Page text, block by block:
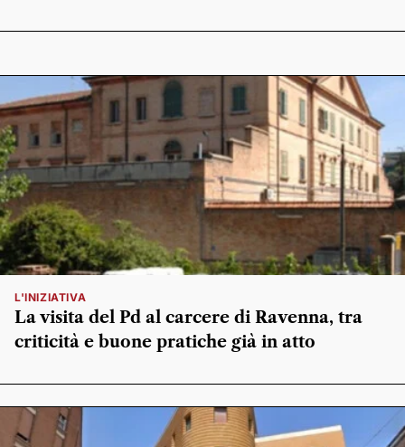
L'INIZIATIVA
La visita del Pd al carcere di Ravenna, tra
criticità e buone pratiche già in atto